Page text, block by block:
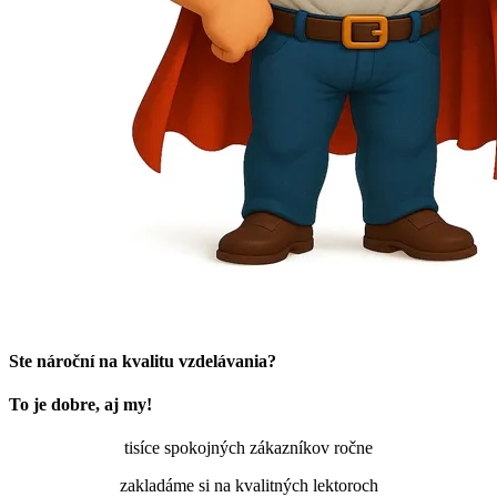
Ste nároční na kvalitu vzdelávania?
To je dobre, aj my!
tisíce spokojných zákazníkov ročne
zakladáme si na kvalitných lektoroch